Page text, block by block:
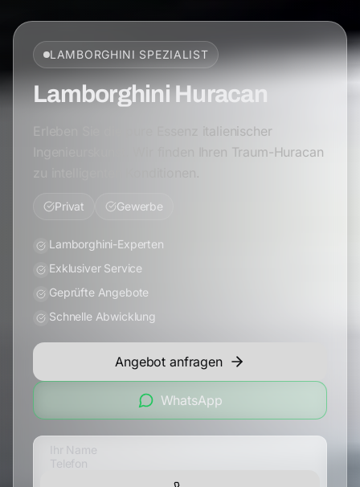
LAMBORGHINI SPEZIALIST
Lamborghini Huracan
Erleben Sie die pure Essenz italienischer
Ingenieurskunst. Wir finden Ihren Traum-Huracan
Privat Gewerbe
Lamborghini-Experten
Exklusiver Service
Geprüfte Angebote
Schnelle Abwicklung
Angebot anfragen
WhatsApp